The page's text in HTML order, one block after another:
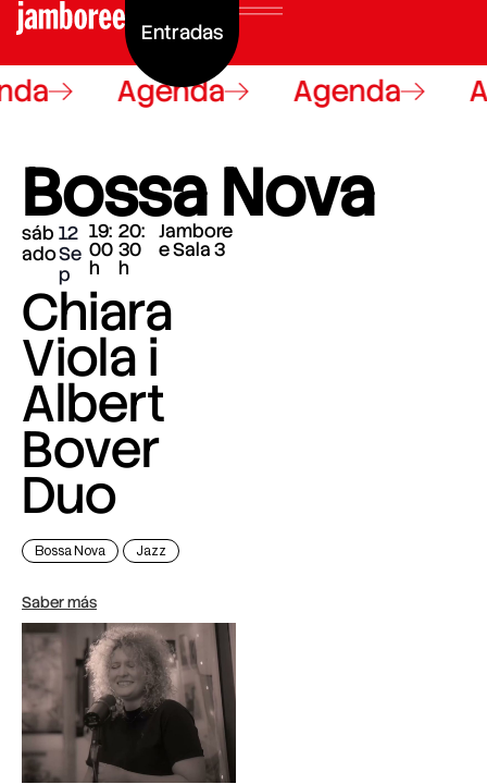
Entradas
Agenda Agenda
Bossa Nova
sáb
ado
12
Se
p
19:
00
h
20:
30
h
Jambore
e Sala 3
Chiara
Viola i
Albert
Bover
Duo
Bossa Nova Jazz
Saber más